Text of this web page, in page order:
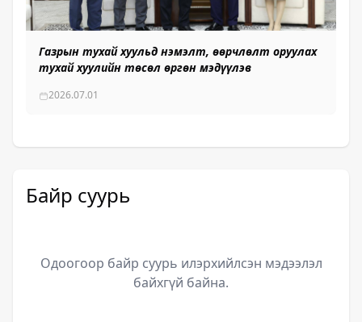
Газрын тухай хуульд нэмэлт, өөрчлөлт оруулах
тухай хуулийн төсөл өргөн мэдүүлэв
2026.07.01
Байр суурь
Одоогоор байр суурь илэрхийлсэн мэдээлэл
байхгүй байна.